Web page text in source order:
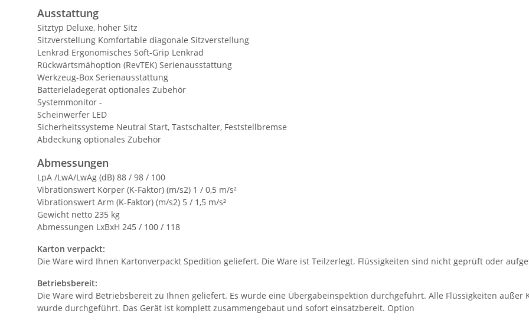
Ausstattung
Sitztyp Deluxe, hoher Sitz
Sitzverstellung Komfortable diagonale Sitzverstellung
Lenkrad Ergonomisches Soft-Grip Lenkrad
Rückwärtsmähoption (RevTEK) Serienausstattung
Werkzeug-Box Serienausstattung
Batterieladegerät optionales Zubehör
Systemmonitor -
Scheinwerfer LED
Sicherheitssysteme Neutral Start, Tastschalter, Feststellbremse
Abdeckung optionales Zubehör
Abmessungen
LpA /LwA/LwAg (dB) 88 / 98 / 100
Vibrationswert Körper (K-Faktor) (m/s2) 1 / 0,5 m/s²
Vibrationswert Arm (K-Faktor) (m/s2) 5 / 1,5 m/s²
Gewicht netto 235 kg
Abmessungen LxBxH 245 / 100 / 118
Karton verpackt:
Die Ware wird Ihnen Kartonverpackt Spedition geliefert. Die Ware ist Teilzerlegt. Flüssigkeiten sind nicht geprüft oder
Betriebsbereit:
Die Ware wird Betriebsbereit zu Ihnen geliefert. Es wurde eine Übergabeinspektion durchgeführt. Alle Flüssigkeiten
wurde durchgeführt. Das Gerät ist komplett zusammengebaut und sofort einsatzbereit. Option